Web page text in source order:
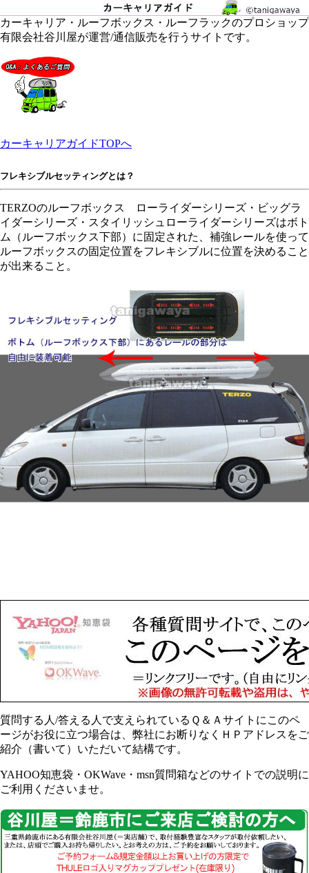
カーキャリア・ルーフボックス・ルーフラックのプロショップ
有限会社谷川屋が運営/通信販売を行うサイトです。
カーキャリアガイドTOPへ
フレキシブルセッティングとは？
TERZOのルーフボックス ローライダーシリーズ・ビッグラ
イダーシリーズ・スタイリッシュローライダーシリーズはボト
ム（ルーフボックス下部）に固定された、補強レールを使って
ルーフボックスの固定位置をフレキシブルに位置を決めること
が出来ること。
質問する人/答える人で支えられているＱ＆Ａサイトにこのペ
ージがお役に立つ場合は、弊社にお断りなくＨＰアドレスをご
紹介（書いて）いただいて結構です。
YAHOO知恵袋・OKWave・msn質問箱などのサイトでの説明に
ご利用くださいませ。